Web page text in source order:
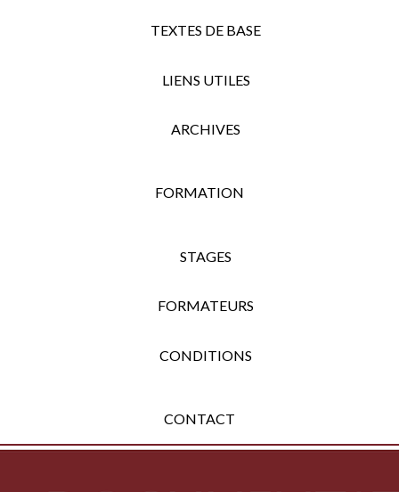
TEXTES DE BASE
LIENS UTILES
ARCHIVES
FORMATION
STAGES
FORMATEURS
CONDITIONS
CONTACT